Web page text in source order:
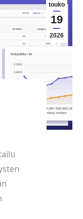
touko
19
2026